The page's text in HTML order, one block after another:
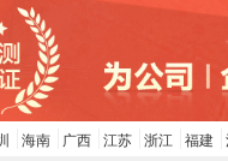
海南 广西 江苏 浙江 福建